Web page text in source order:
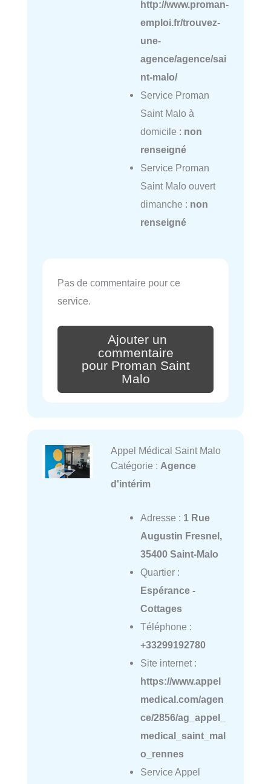
http://www.proman-
emploi.fr/trouvez-
une-
agence/agence/sai
nt-malo/
Service Proman
Saint Malo à
domicile : non
renseigné
Service Proman
Saint Malo ouvert
dimanche : non
renseigné
Pas de commentaire pour ce
service.
Ajouter un
commentaire
pour Proman Saint
Malo
Appel Médical Saint Malo
Catégorie : Agence
d'intérim
Adresse : 1 Rue
Augustin Fresnel,
35400 Saint-Malo
Quartier :
Espérance -
Cottages
Téléphone :
+33299192780
Site internet :
https://www.appel
medical.com/agen
ce/2856/ag_appel_
medical_saint_mal
o_rennes
Service Appel